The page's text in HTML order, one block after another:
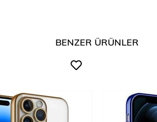
BENZER ÜRÜNLER